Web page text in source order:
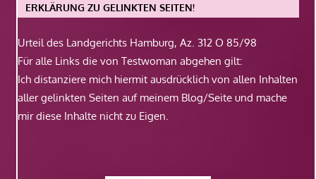
ERKLÄRUNG ZU GELINKTEN SEITEN!
Urteil des Landgerichts Hamburg, Az. 312 O 85/98
Für alle Links die von Testwoman abgehen gilt:
Ich distanziere mich hiermit ausdrücklich von allen Inhalten
aller gelinkten Seiten auf meinem Blog/Seite und mache
mir diese Inhalte nicht zu Eigen.